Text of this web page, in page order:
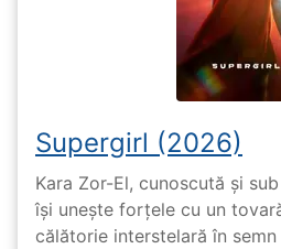
Supergirl (2026)
Kara Zor-El, cunoscută și
își unește forțele cu un
călătorie interstelară în